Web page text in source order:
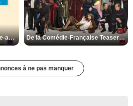
Les Matins merveilleux Bande-annonce VF De la Comédie-Française Teaser VF
à ne pas manquer